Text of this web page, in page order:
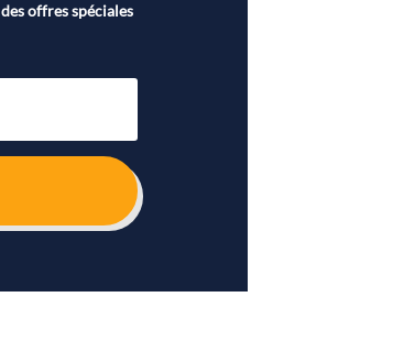
des offres spéciales